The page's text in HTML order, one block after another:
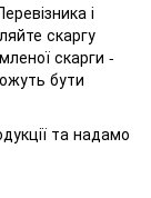
і
скаргу
скарги -
бути
та надамо